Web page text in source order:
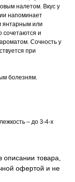
налетом. Вкус у
напоминает
янтарным или
сочетаются и
Сочность у
при
болезням.
– до 3-4-х
товара,
офертой и не